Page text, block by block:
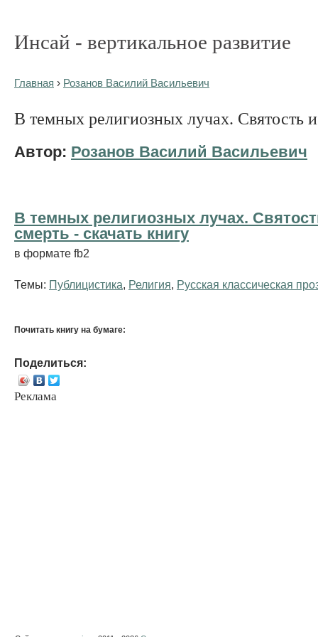
Инсай - вертикальное развитие
Главная › Розанов Василий Васильевич
В темных религиозных лучах. Святость
Автор: Розанов Василий Васильевич
В темных религиозных лучах.
смерть - cкачать книгу
в формате fb2
Темы: Публицистика Религия Русская классическая
Почитать книгу на бумаге:
Поделиться:
Реклама